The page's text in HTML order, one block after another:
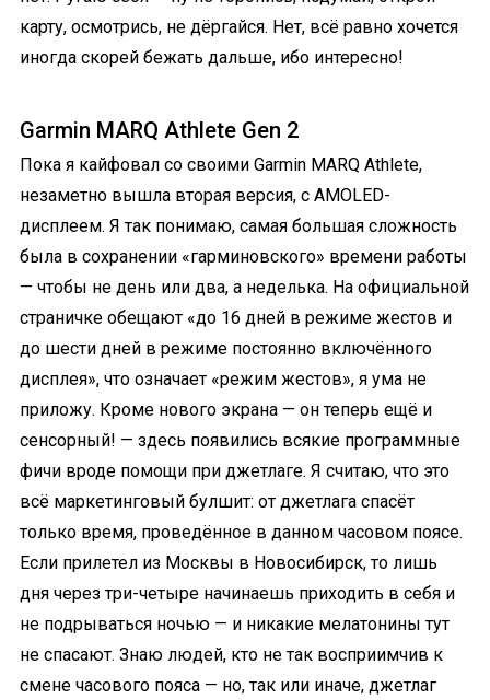
карту, осмотрись, не дёргайся. Нет, всё равно хочется
иногда скорей бежать дальше, ибо интересно!
Garmin MARQ Athlete Gen 2
Пока я кайфовал со своими Garmin MARQ Athlete,
незаметно вышла вторая версия, с AMOLED-
дисплеем. Я так понимаю, самая большая сложность
была в сохранении «гарминовского» времени работы
— чтобы не день или два, а неделька. На официальной
страничке обещают «до 16 дней в режиме жестов и
до шести дней в режиме постоянно включённого
дисплея», что означает «режим жестов», я ума не
приложу. Кроме нового экрана — он теперь ещё и
сенсорный! — здесь появились всякие программные
фичи вроде помощи при джетлаге. Я считаю, что это
всё маркетинговый булшит: от джетлага спасёт
только время, проведённое в данном часовом поясе.
Если прилетел из Москвы в Новосибирск, то лишь
дня через три-четыре начинаешь приходить в себя и
не подрываться ночью — и никакие мелатонины тут
не спасают. Знаю людей, кто не так восприимчив к
смене часового пояса — но, так или иначе, джетлаг